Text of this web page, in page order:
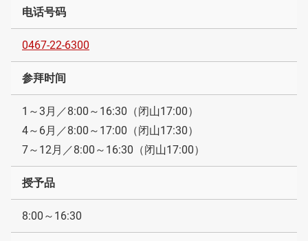
电话号码
0467-22-6300
参拜时间
1～3月／8:00～16:30（闭山17:00）
4～6月／8:00～17:00（闭山17:30）
7～12月／8:00～16:30（闭山17:00）
授予品
8:00～16:30